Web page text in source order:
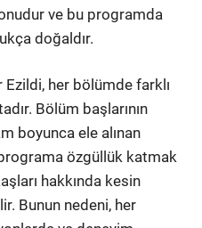
ve bu programda
doğaldır.
her bölümde farklı
Bölüm başlarının
boyunca ele alınan
özgüllük katmak
hakkında kesin
Bunun nedeni, her